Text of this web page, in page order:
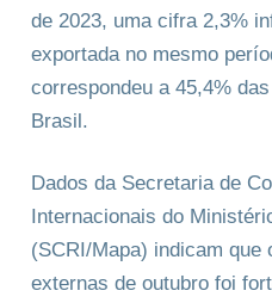
de 2023, uma cifra 2,3%
exportada no mesmo
correspondeu a 45,4%
Brasil.
Dados da Secretaria de
Internacionais do
(SCRI/Mapa) indicam que
externas de outubro foi